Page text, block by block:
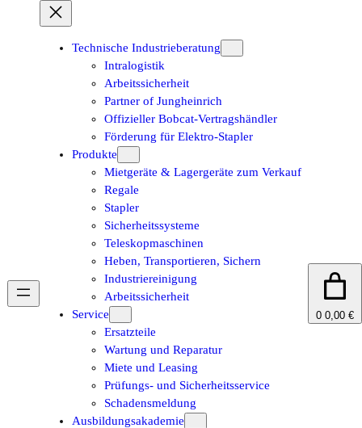
Technische Industrieberatung
Intralogistik
Arbeitssicherheit
Partner of Jungheinrich
Offizieller Bobcat-Vertragshändler
Förderung für Elektro-Stapler
Produkte
Mietgeräte & Lagergeräte zum Verkauf
Regale
Stapler
Sicherheitssysteme
Teleskopmaschinen
Heben, Transportieren, Sichern
Industriereinigung
Arbeitssicherheit
Service
Ersatzteile
Wartung und Reparatur
Miete und Leasing
Prüfungs- und Sicherheitsservice
Schadensmeldung
Ausbildungsakademie
0 0,00 €